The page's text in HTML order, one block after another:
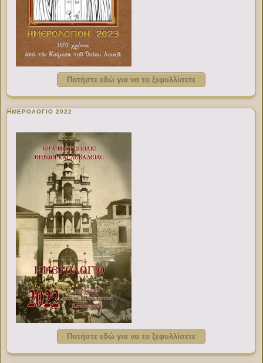
Πατήστε εδώ για να το ξεφυλλίσετε
ΗΜΕΡΟΛΟΓΙΟ 2022
Πατήστε εδώ για να το ξεφυλλίσετε